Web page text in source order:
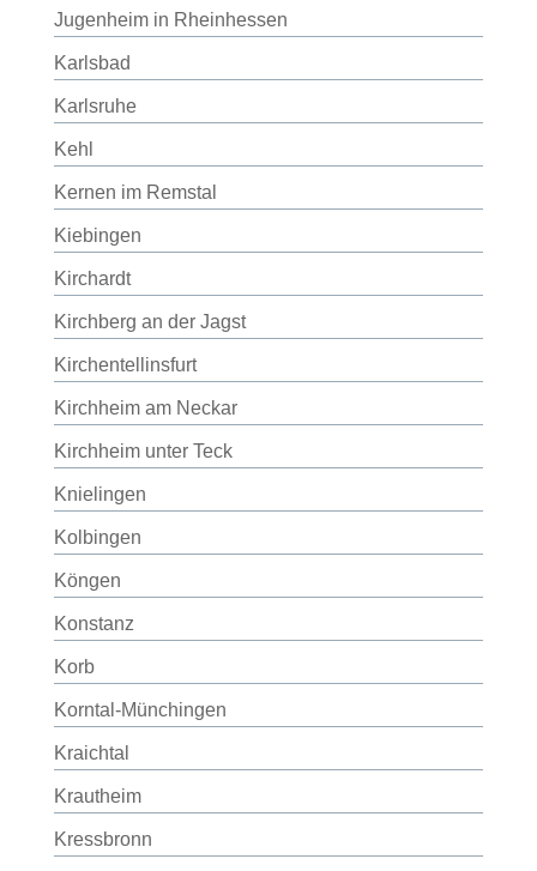
Jugenheim in Rheinhessen
Karlsbad
Karlsruhe
Kehl
Kernen im Remstal
Kiebingen
Kirchardt
Kirchberg an der Jagst
Kirchentellinsfurt
Kirchheim am Neckar
Kirchheim unter Teck
Knielingen
Kolbingen
Köngen
Konstanz
Korb
Korntal-Münchingen
Kraichtal
Krautheim
Kressbronn